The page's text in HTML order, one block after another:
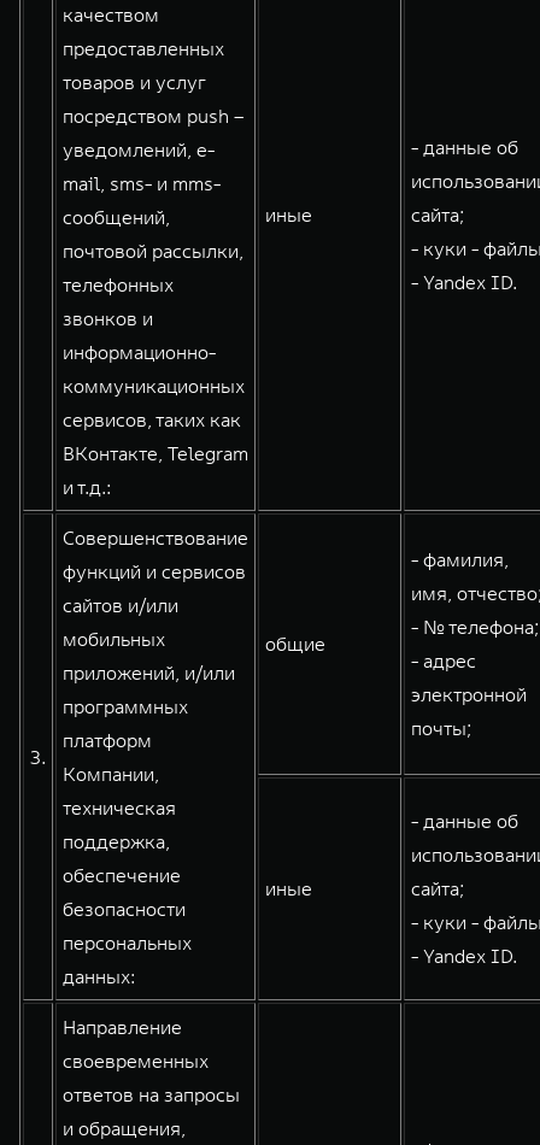
качеством
предоставленных
товаров и услуг
посредством push –
уведомлений, e-
mail, sms- и mms-
сообщений,
почтовой рассылки,
телефонных
звонков и
информационно-
коммуникационных
сервисов, таких как
ВКонтакте, Telegram
и т.д.:
иные
- данные об
сайта;
- куки -
- Yandex ID.
3.
Совершенствование
функций и сервисов
сайтов и/или
мобильных
приложений, и/или
программных
платформ
Компании,
техническая
поддержка,
обеспечение
безопасности
персональных
данных:
общие
- фамилия,
имя,
- № телефона;
- адрес
электронной
почты;
иные
- данные об
сайта;
- куки -
- Yandex ID.
Направление
своевременных
ответов на запросы
и обращения,